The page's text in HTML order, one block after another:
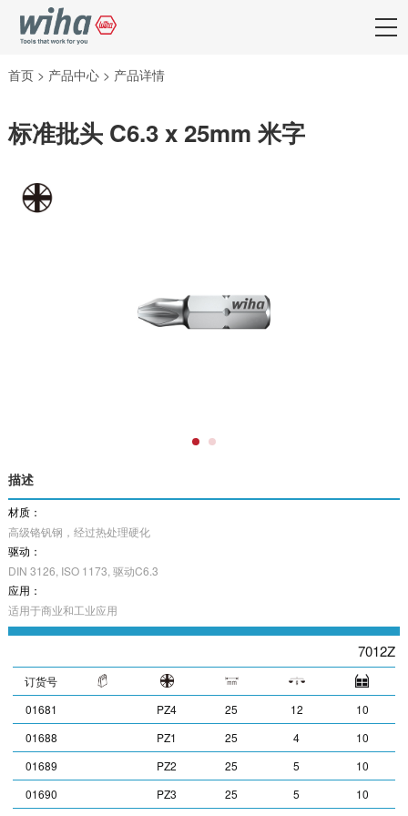
首页 > 产品中心 > 产品详情
标准批头 C6.3 x 25mm 米字
描述
材质：
高级铬钒钢，经过热处理硬化
驱动：
DIN 3126, ISO 1173, 驱动C6.3
应用：
适用于商业和工业应用
7012Z
订货号
01681
PZ4 25 12
10
01688
PZ1 25 4
10
01689
PZ2 25 5
10
01690
PZ3 25 5
10